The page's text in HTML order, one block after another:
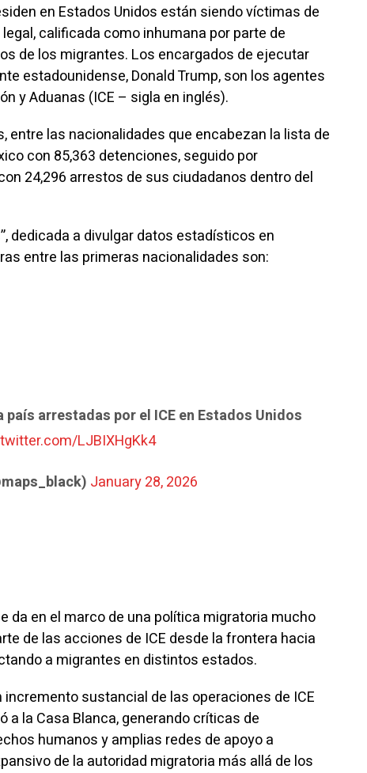
en Estados Unidos están siendo víctimas de
calificada como inhumana por parte de
de los migrantes. Los encargados de ejecutar
estadounidense, Donald Trump, son los agentes
y Aduanas (ICE – sigla en inglés).
entre las nacionalidades que encabezan la lista de
con 85,363 detenciones, seguido por
24,296 arrestos de sus ciudadanos dentro del
dedicada a divulgar datos estadísticos en
entre las primeras nacionalidades son:
arrestadas por el ICE en Estados Unidos
LJBIXHgKk4
January 28, 2026
da en el marco de una política migratoria mucho
de las acciones de ICE desde la frontera hacia
a migrantes en distintos estados.
sustancial de las operaciones de ICE
a la Casa Blanca, generando críticas de
humanos y amplias redes de apoyo a
de la autoridad migratoria más allá de los